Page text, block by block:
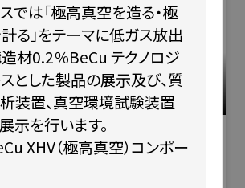
では「極高真空を造る・極
る」をテーマに低ガス放出
材0.2％BeCu テクノロジ
とした製品の展示及び、質
装置、真空環境試験装置
示を行います。
XHV（極高真空）コンポー
アイオン株式会社